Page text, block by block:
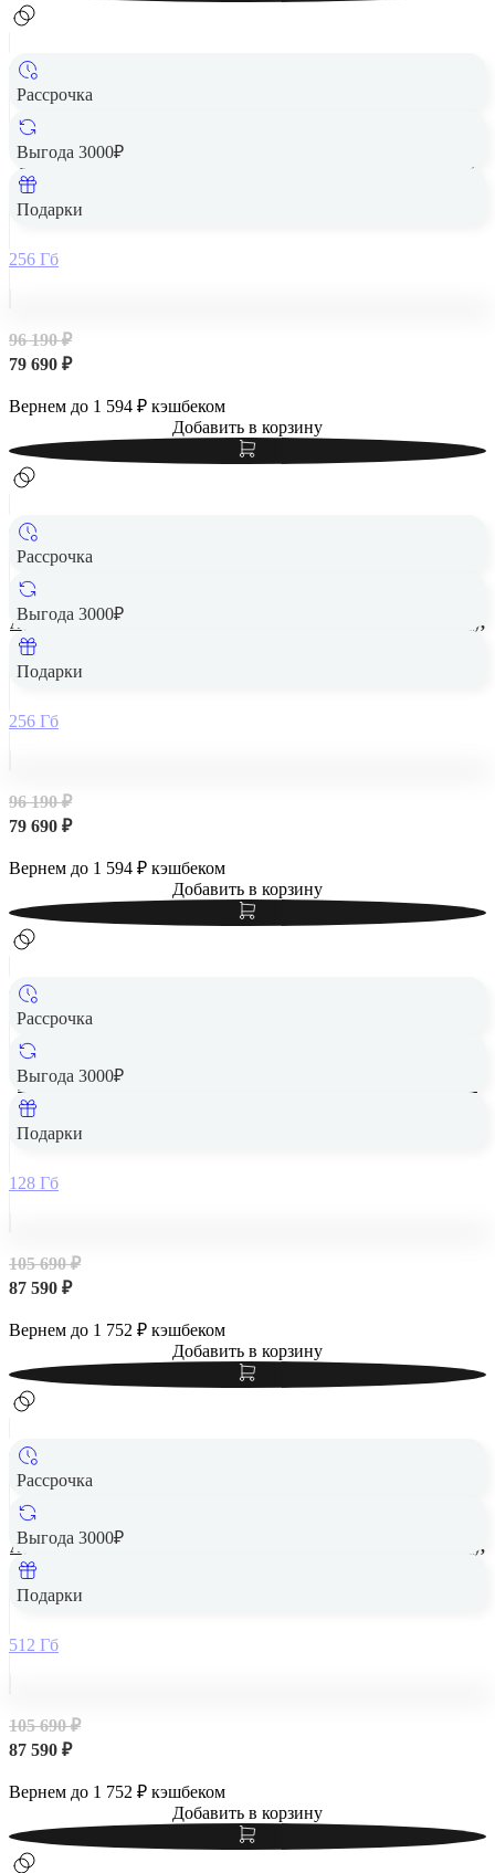
Рассрочка
Выгода 3000₽
Подарки
Apple iPad Air 13" (M2, 2024, 6 gen) Wi-Fi 256Gb Starlight,
256 Гб
96 190 ₽
79 690 ₽
Вернем до 1 594 ₽ кэшбеком
Добавить в корзину
Рассрочка
Выгода 3000₽
Подарки
Apple iPad Air 13" (M2, 2024, 6 gen) Wi-Fi 256Gb Space Gray,
256 Гб
96 190 ₽
79 690 ₽
Вернем до 1 594 ₽ кэшбеком
Добавить в корзину
Рассрочка
Выгода 3000₽
Подарки
Apple iPad Air 13" (M2, 2024, 6 gen) Wi-Fi + Cellular 128Gb
128 Гб
105 690 ₽
87 590 ₽
Вернем до 1 752 ₽ кэшбеком
Добавить в корзину
Рассрочка
Выгода 3000₽
Подарки
Apple iPad Air 13" (M2, 2024, 6 gen) Wi-Fi 512Gb Space Gray,
512 Гб
105 690 ₽
87 590 ₽
Вернем до 1 752 ₽ кэшбеком
Добавить в корзину